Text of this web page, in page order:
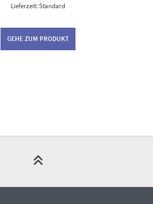
Lieferzeit:Standard
GEHE ZUM PRODUKT